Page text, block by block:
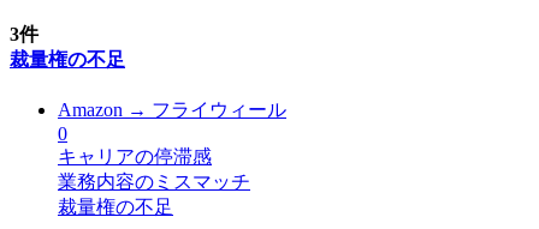
3件
裁量権の不足
Amazon → フライウィール
0
キャリアの停滞感
業務内容のミスマッチ
裁量権の不足